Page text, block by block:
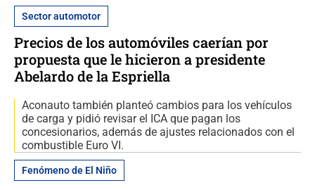
Sector automotor
Precios de los automóviles caerían por
propuesta que le hicieron a presidente
Abelardo de la Espriella
Aconauto también planteó cambios para los vehículos
de carga y pidió revisar el ICA que pagan los
concesionarios, además de ajustes relacionados con el
combustible Euro VI.
Fenómeno de El Niño